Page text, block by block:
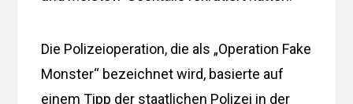
Die Polizeioperation, die als „Operation Fake
Monster“ bezeichnet wird, basierte auf
einem Tipp der staatlichen Polizei in der